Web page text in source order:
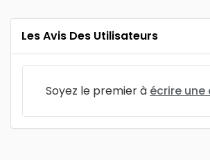
Les Avis Des Utilisateurs
Soyez le premier à écrire